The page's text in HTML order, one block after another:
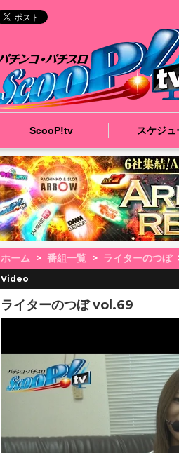
ScooP!tv スケジュ
ホーム 番組一覧 ライターのつぼ
Video
ライターのつぼ vol.69